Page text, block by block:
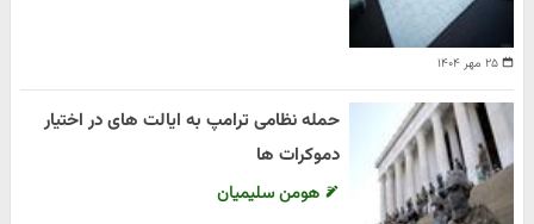
۲۵ مهر ۱۴۰۴
حمله نظامی ترامپ به ایالت های در اختیار
دموکرات ها
هومن سلیمیان